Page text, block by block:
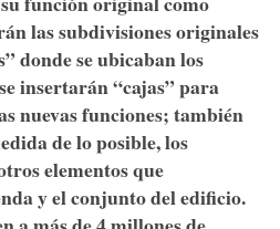
las subdivisiones originales
donde se ubicaban los
insertarán “cajas” para
nuevas funciones; también
de lo posible, los
elementos que
y el conjunto del edificio.